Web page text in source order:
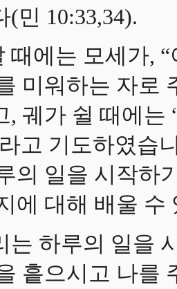
(민 10:33,34).
때에는 모세가,
미워하는 자로
, 궤가 쉴 때에는
고 기도하였습
의 일을 시작하
에 대해 배울 수
는 하루의 일을
흩으시고 나를